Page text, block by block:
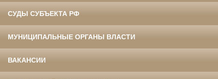
СУДЫ СУБЪЕКТА РФ
МУНИЦИПАЛЬНЫЕ ОРГАНЫ ВЛАСТИ
ВАКАНСИИ